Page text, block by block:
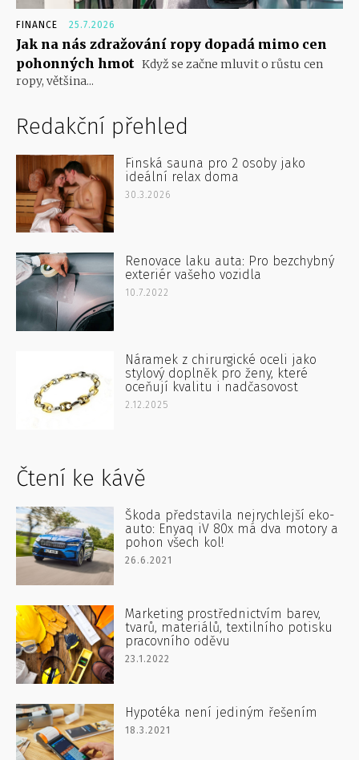
FINANCE 25.7.2026
Jak na nás zdražování ropy dopadá mimo cen
pohonných hmot Když se začne mluvit o růstu cen
ropy, většina...
Redakční přehled
Finská sauna pro 2 osoby jako
ideální relax doma
30.3.2026
Renovace laku auta: Pro bezchybný
exteriér vašeho vozidla
10.7.2022
Náramek z chirurgické oceli jako
stylový doplněk pro ženy, které
oceňují kvalitu i nadčasovost
2.12.2025
Čtení ke kávě
Škoda představila nejrychlejší eko-
auto: Enyaq iV 80x má dva motory a
pohon všech kol!
26.6.2021
Marketing prostřednictvím barev,
tvarů, materiálů, textilního potisku
pracovního oděvu
23.1.2022
Hypotéka není jediným řešením
18.3.2021